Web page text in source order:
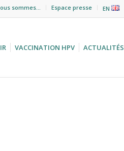
sommes… Espace presse EN
VACCINATION HPV ACTUALITÉS